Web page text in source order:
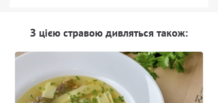
З цiєю стравою дивляться також: